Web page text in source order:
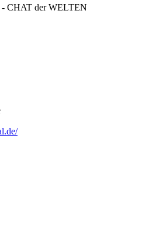
CHAT der WELTEN